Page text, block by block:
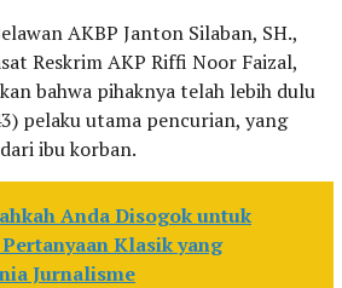
AKBP Janton Silaban, SH.,
Reskrim AKP Riffi Noor Faizal,
bahwa pihaknya telah lebih dulu
pelaku utama pencurian, yang
ibu korban.
Anda Disogok untuk
Klasik yang
Jurnalisme